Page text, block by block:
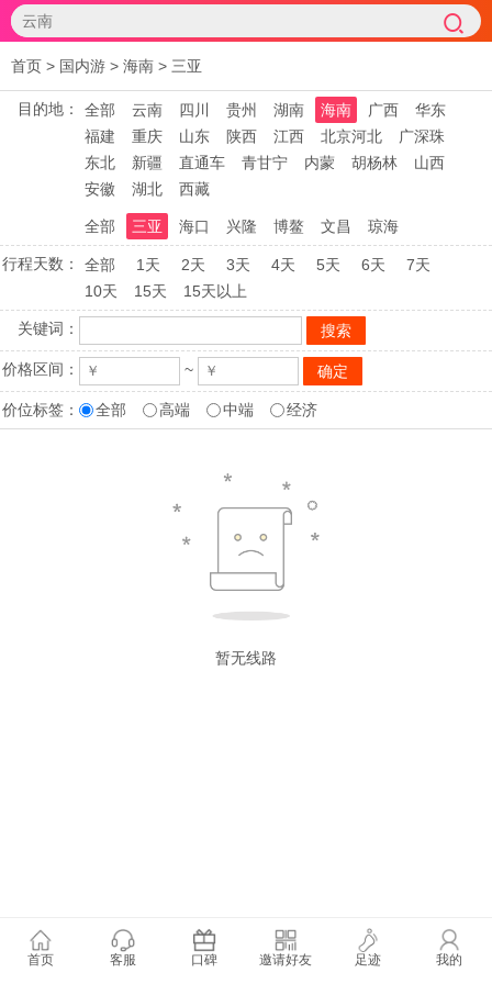
首页 > 国内游 > 海南 > 三亚
目的地： 全部 云南 四川 贵州 湖南 海南 广西
华东
福建
重庆 山东 陕西 江西 北京河北
广深珠
东北
新疆 直通车 青甘宁 内蒙 胡杨林
山西
安徽
湖北 西藏
全部 三亚 海口 兴隆 博鳌 文昌 琼海
行程天数： 全部 1天 2天 3天 4天 5天 6天
7天
10天
15天 15天以上
关键词：
价格区间： ~
价位标签： 全部 高端 中端 经济
暂无线路
首页 客服 口碑 邀请好友 足迹 我的